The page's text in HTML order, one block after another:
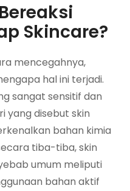
Skincare?
mencegahnya,
hal ini terjadi.
sangat sensitif dan
yang disebut skin
bahan kimia
tiba-tiba, skin
umum meliputi
bahan aktif